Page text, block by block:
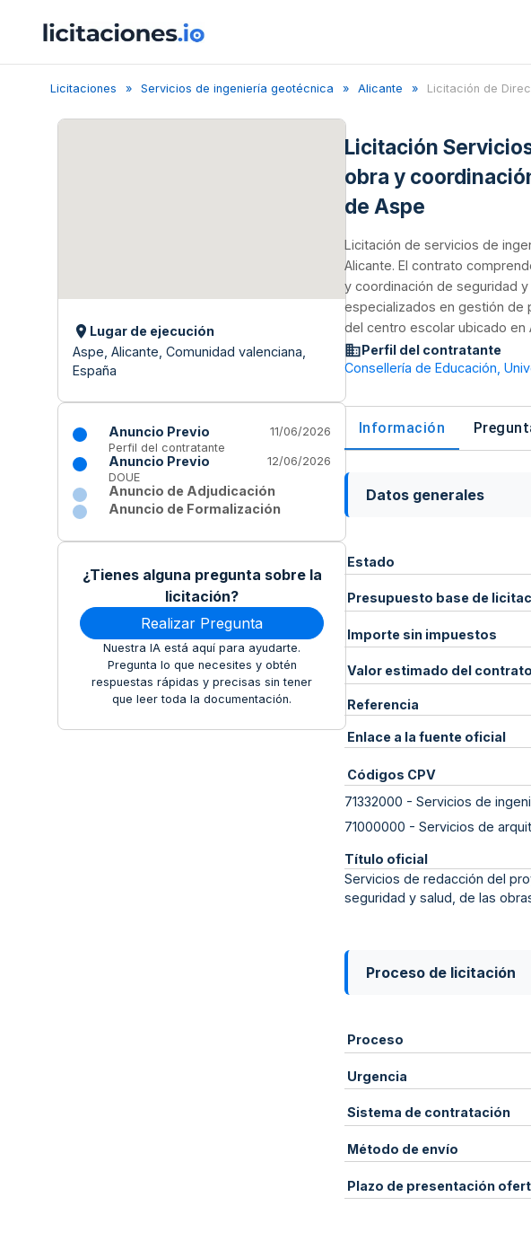
Licitaciones Servicios de ingeniería geotécnica Alicante Licitación de
Lugar de ejecución
Aspe, Alicante, Comunidad valenciana,
España
Anuncio Previo
11/06/2026
Perfil del contratante
Anuncio Previo
12/06/2026
DOUE
Anuncio de Adjudicación
Anuncio de Formalización
¿Tienes alguna pregunta sobre la
licitación?
Realizar Pregunta
Nuestra IA está aquí para ayudarte.
Pregunta lo que necesites y obtén
respuestas rápidas y precisas sin tener
que leer toda la documentación.
Licitación
obra y
de Aspe
Licitación de servicios de
Alicante. El contrato
y coordinación de seguridad
especializados en gestión de
del centro escolar ubicado en
Perfil del contratante
Consellería de Educación,
Información
Datos generales
Estado
Presupuesto base de
Importe sin impuestos
Valor estimado del contrato
Referencia
Enlace a la fuente oficial
Códigos CPV
71332000 - Servicios de
71000000 - Servicios de
Título oficial
Servicios de redacción del
seguridad y salud, de las
Proceso de licitación
Proceso
Urgencia
Sistema de contratación
Método de envío
Plazo de presentación